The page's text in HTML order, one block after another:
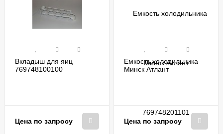
Вкладыш для яиц
769748100100
Цена по запросу
Емкость холодильника
Минск Атлант
Цена по запросу